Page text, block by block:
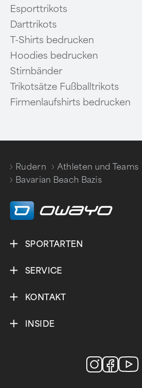
Esporttrikots
Darttrikots
T-Shirts bedrucken
Hoodies bedrucken
Stirnbänder
Trikotsätze Fußballtrikots
Firmenlaufshirts bedrucken
Rudern
/
Athleten und Teams
/
Bavarian Beach Bazis
SPORTARTEN
SERVICE
KONTAKT
INSIDE